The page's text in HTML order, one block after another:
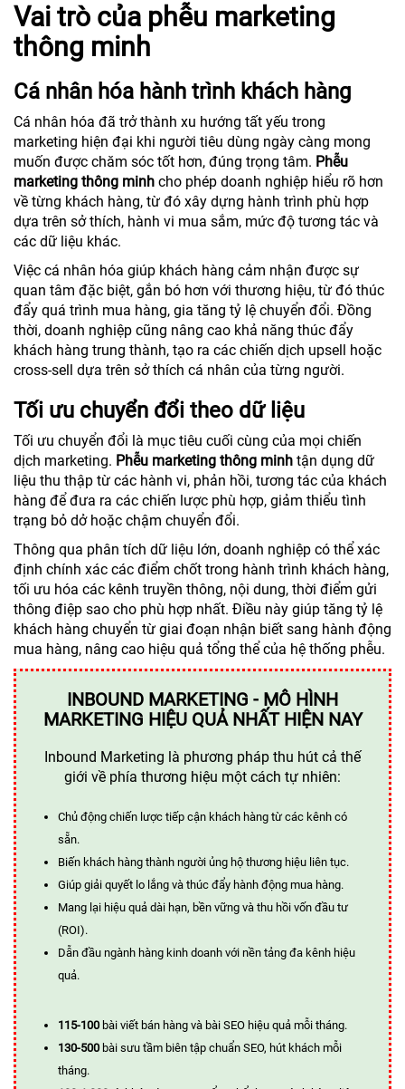
Vai trò của phễu marketing
thông minh
Cá nhân hóa hành trình khách hàng
Cá nhân hóa đã trở thành xu hướng tất yếu trong
marketing hiện đại khi người tiêu dùng ngày càng mong
muốn được chăm sóc tốt hơn, đúng trọng tâm. Phễu
marketing thông minh cho phép doanh nghiệp hiểu rõ hơn
về từng khách hàng, từ đó xây dựng hành trình phù hợp
dựa trên sở thích, hành vi mua sắm, mức độ tương tác và
các dữ liệu khác.
Việc cá nhân hóa giúp khách hàng cảm nhận được sự
quan tâm đặc biệt, gắn bó hơn với thương hiệu, từ đó thúc
đẩy quá trình mua hàng, gia tăng tỷ lệ chuyển đổi. Đồng
thời, doanh nghiệp cũng nâng cao khả năng thúc đẩy
khách hàng trung thành, tạo ra các chiến dịch upsell hoặc
cross-sell dựa trên sở thích cá nhân của từng người.
Tối ưu chuyển đổi theo dữ liệu
Tối ưu chuyển đổi là mục tiêu cuối cùng của mọi chiến
dịch marketing. Phễu marketing thông minh tận dụng dữ
liệu thu thập từ các hành vi, phản hồi, tương tác của khách
hàng để đưa ra các chiến lược phù hợp, giảm thiểu tình
trạng bỏ dở hoặc chậm chuyển đổi.
Thông qua phân tích dữ liệu lớn, doanh nghiệp có thể xác
định chính xác các điểm chốt trong hành trình khách hàng,
tối ưu hóa các kênh truyền thông, nội dung, thời điểm gửi
thông điệp sao cho phù hợp nhất. Điều này giúp tăng tỷ lệ
khách hàng chuyển từ giai đoạn nhận biết sang hành động
mua hàng, nâng cao hiệu quả tổng thể của hệ thống phễu.
INBOUND MARKETING - MÔ HÌNH
MARKETING HIỆU QUẢ NHẤT HIỆN NAY
Inbound Marketing là phương pháp thu hút cả thế
giới về phía thương hiệu một cách tự nhiên:
Chủ động chiến lược tiếp cận khách hàng từ các kênh có
sẵn.
Biến khách hàng thành người ủng hộ thương hiệu liên tục.
Giúp giải quyết lo lắng và thúc đẩy hành động mua hàng.
Mang lại hiệu quả dài hạn, bền vững và thu hồi vốn đầu tư
(ROI).
Dẫn đầu ngành hàng kinh doanh với nền tảng đa kênh hiệu
quả.
115-100 bài viết bán hàng và bài SEO hiệu quả mỗi tháng.
130-500 bài sưu tầm biên tập chuẩn SEO, hút khách mỗi
tháng.